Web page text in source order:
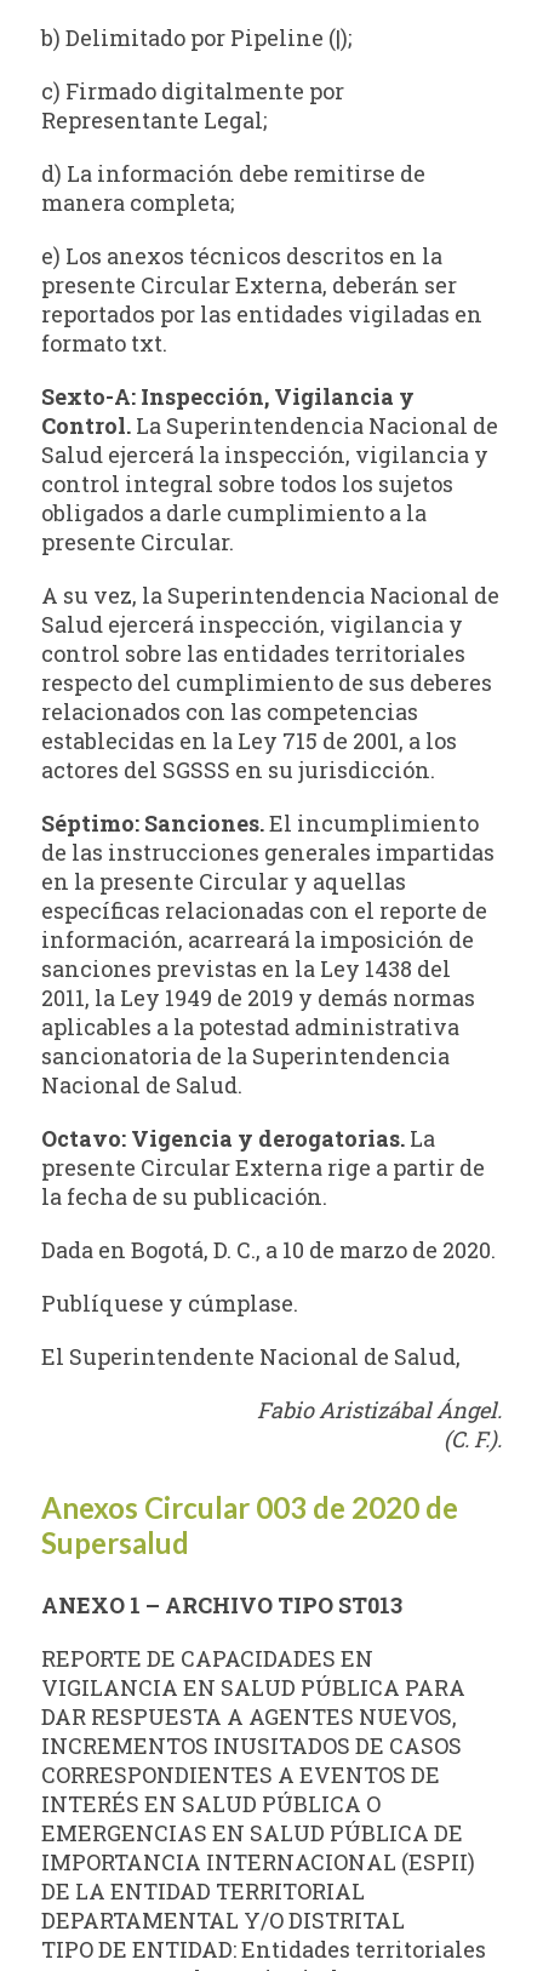
b) Delimitado por Pipeline (|);
c) Firmado digitalmente por
Representante Legal;
d) La información debe remitirse de
manera completa;
e) Los anexos técnicos descritos en la
presente Circular Externa, deberán ser
reportados por las entidades vigiladas en
formato txt.
Sexto-A: Inspección, Vigilancia y
Control. La Superintendencia Nacional de
Salud ejercerá la inspección, vigilancia y
control integral sobre todos los sujetos
obligados a darle cumplimiento a la
presente Circular.
A su vez, la Superintendencia Nacional de
Salud ejercerá inspección, vigilancia y
control sobre las entidades territoriales
respecto del cumplimiento de sus deberes
relacionados con las competencias
establecidas en la Ley 715 de 2001, a los
actores del SGSSS en su jurisdicción.
Séptimo: Sanciones.El incumplimiento
de las instrucciones generales impartidas
en la presente Circular y aquellas
específicas relacionadas con el reporte de
información, acarreará la imposición de
sanciones previstas en la Ley 1438 del
2011, la Ley 1949 de 2019 y demás normas
aplicables a la potestad administrativa
sancionatoria de la Superintendencia
Nacional de Salud.
Octavo: Vigencia y derogatorias. La
presente Circular Externa rige a partir de
la fecha de su publicación.
Dada en Bogotá, D. C., a 10 de marzo de 2020.
Publíquese y cúmplase.
El Superintendente Nacional de Salud,
Fabio Aristizábal Ángel.
(C. F.).
Anexos Circular 003 de 2020 de
Supersalud
ANEXO 1 – ARCHIVO TIPO ST013
REPORTE DE CAPACIDADES EN
VIGILANCIA EN SALUD PÚBLICA PARA
DAR RESPUESTA A AGENTES NUEVOS,
INCREMENTOS INUSITADOS DE CASOS
CORRESPONDIENTES A EVENTOS DE
INTERÉS EN SALUD PÚBLICA O
EMERGENCIAS EN SALUD PÚBLICA DE
IMPORTANCIA INTERNACIONAL (ESPII)
DE LA ENTIDAD TERRITORIAL
DEPARTAMENTAL Y/O DISTRITAL
TIPO DE ENTIDAD: Entidades territoriales